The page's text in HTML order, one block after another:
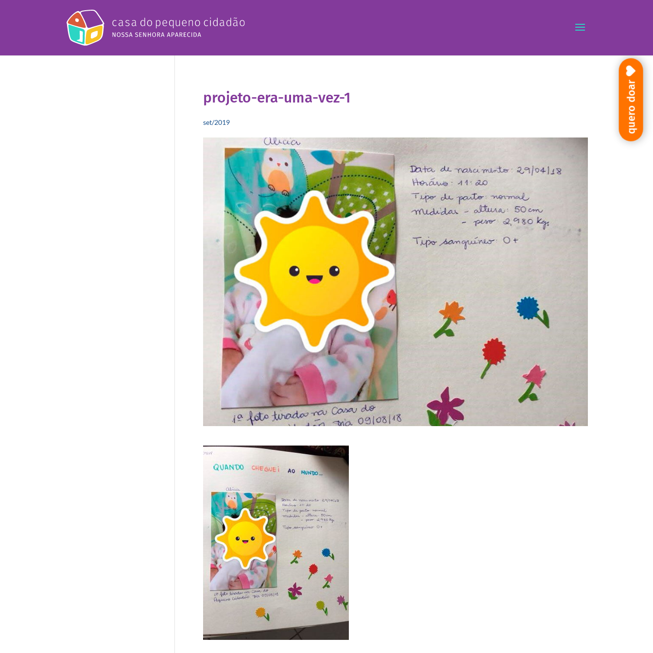
projeto-era-uma-vez-1
set/2019 quero doar